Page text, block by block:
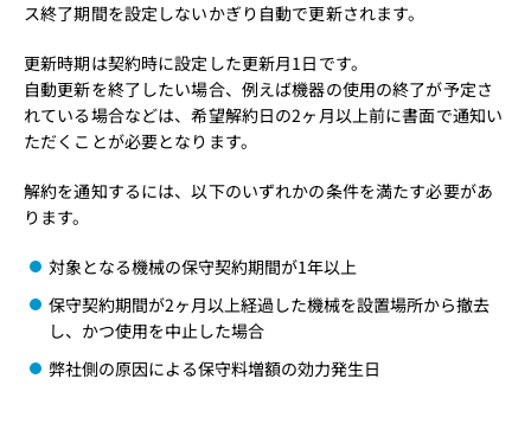
ス終了期間を設定しないかぎり自動で更新されます。
更新時期は契約時に設定した更新月1日です。
自動更新を終了したい場合、例えば機器の使用の終了が予定さ
れている場合などは、希望解約日の2ヶ月以上前に書面で通知い
ただくことが必要となります。
解約を通知するには、以下のいずれかの条件を満たす必要があ
ります。
対象となる機械の保守契約期間が1年以上
保守契約期間が2ヶ月以上経過した機械を設置場所から撤去
し、かつ使用を中止した場合
弊社側の原因による保守料増額の効力発生日